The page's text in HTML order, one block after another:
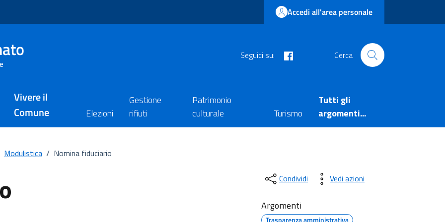
Accedi all'area personale
Seguici su: Cerca
Vivere il
Comune
Elezioni
Gestione
rifiuti
Patrimonio
culturale
Turismo
Tutti gli
argomenti...
Modulistica / Nomina fiduciario
Condividi Vedi azioni
Argomenti
Trasparenza amministrativa